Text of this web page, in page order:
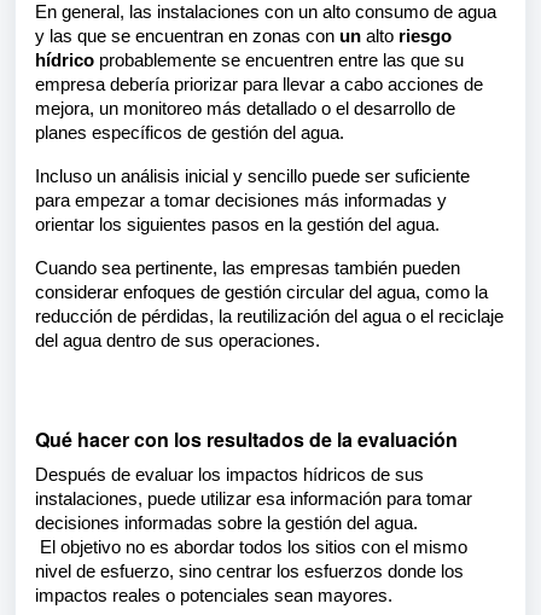
En general, las instalaciones con un alto consumo de agua
y las que se encuentran en zonas con un alto riesgo
hídrico probablemente se encuentren entre las que su
empresa debería priorizar para llevar a cabo acciones de
mejora, un monitoreo más detallado o el desarrollo de
planes específicos de gestión del agua.
Incluso un análisis inicial y sencillo puede ser suficiente
para empezar a tomar decisiones más informadas y
orientar los siguientes pasos en la gestión del agua.
Cuando sea pertinente, las empresas también pueden
considerar enfoques de gestión circular del agua, como la
reducción de pérdidas, la reutilización del agua o el reciclaje
del agua dentro de sus operaciones.
Qué hacer con los resultados de la evaluación
Después de evaluar los impactos hídricos de sus
instalaciones, puede utilizar esa información para tomar
decisiones informadas sobre la gestión del agua.
El objetivo no es abordar todos los sitios con el mismo
nivel de esfuerzo, sino centrar los esfuerzos donde los
impactos reales o potenciales sean mayores.